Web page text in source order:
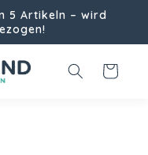
5 Artikeln – wird
Warenkorb